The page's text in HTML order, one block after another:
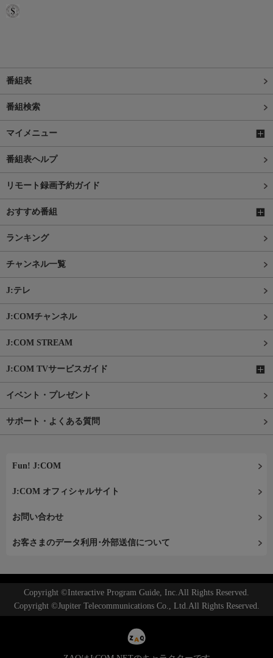
番組表
番組検索
マイメニュー
番組表ヘルプ
リモート録画予約ガイド
おすすめ番組
ランキング
チャンネル一覧
J:テレ
J:COMチャンネル
J:COM STREAM
J:COM TVサービスガイド
イベント・プレゼント
サポート・よくある質問
Fun! J:COM
J:COM オフィシャルサイト
お問い合わせ
お客さまのデータ利用･外部送信について
Copyright ©Interactive Program Guide, Inc.All Rights Reserved.
Copyright ©Jupiter Telecommunications Co., Ltd.All Rights Reserved.